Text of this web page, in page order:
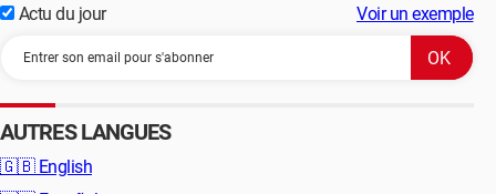
Actu du jour Voir un exemple
AUTRES LANGUES
🇬🇧 English